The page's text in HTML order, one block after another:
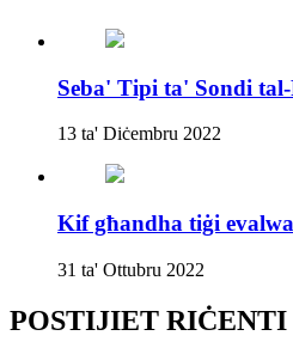
Seba' Tipi ta' Sondi
13 ta' Diċembru 2022
Kif għandha tiġi
31 ta' Ottubru 2022
POSTIJIET RIĊENTI